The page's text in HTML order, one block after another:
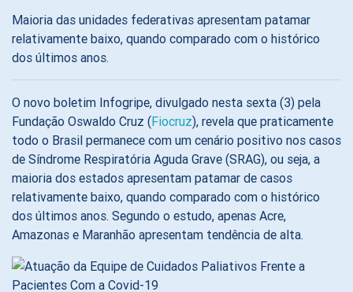
Maioria das unidades federativas apresentam patamar
relativamente baixo, quando comparado com o histórico
dos últimos anos.
O novo boletim Infogripe, divulgado nesta sexta (3) pela
Fundação Oswaldo Cruz (Fiocruz), revela que praticamente
todo o Brasil permanece com um cenário positivo nos casos
de Síndrome Respiratória Aguda Grave (SRAG), ou seja, a
maioria dos estados apresentam patamar de casos
relativamente baixo, quando comparado com o histórico
dos últimos anos. Segundo o estudo, apenas Acre,
Amazonas e Maranhão apresentam tendência de alta.